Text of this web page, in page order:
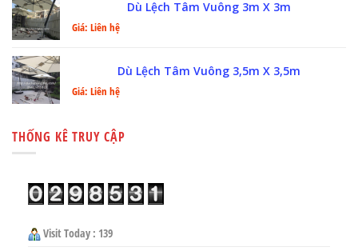
Dù Lệch Tâm Vuông 3m X 3m
Giá: Liên hệ
Dù Lệch Tâm Vuông 3,5m X 3,5m
Giá: Liên hệ
THỐNG KÊ TRUY CẬP
Visit Today : 139